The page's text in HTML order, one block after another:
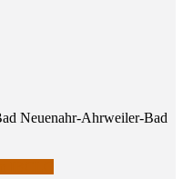
Neuenahr-Ahrweiler-Bad